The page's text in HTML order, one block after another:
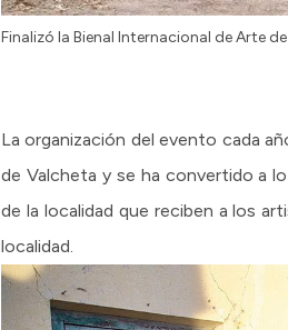
Finalizó la Bienal Internacional de Arte
La organización del evento cada
de Valcheta y se ha convertido a
de la localidad que reciben a los
localidad.